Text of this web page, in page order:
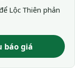
Lộc Thiên phản
báo giá